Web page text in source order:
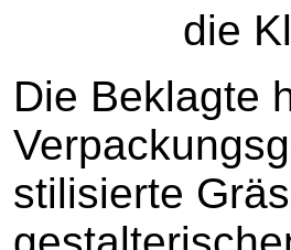
die
Die Beklagte
stilisierte